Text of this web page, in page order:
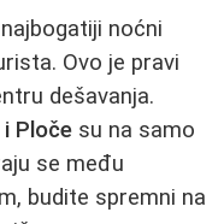
noćni
Ovo je pravi
dešavanja.
Ploče su na samo
se među
budite spremni na